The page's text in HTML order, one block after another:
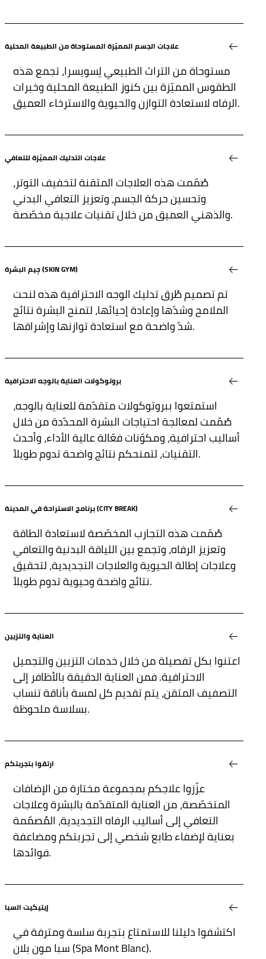
علاجات الجسم المميّزة المستوحاة من الطبيعة المحلية
مستوحاة من التراث الطبيعي لِسويسرا، تجمع هذه
الطقوس المميّزة بين كنوز الطبيعة المحلية وخبرات
الرفاه لاستعادة التوازن والحيوية والاسترخاء العميق.
علاجات التدليك المميّزة للتعافي
صُمّمت هذه العلاجات المتقنة لتخفيف التوتر،
وتحسين حركة الجسم، وتعزيز التعافي البدني
والذهني العميق من خلال تقنيات علاجية مخصّصة.
جِيم البشرة (SKIN GYM)
تم تصميم طُرق تدليك الوجه الاحترافية هذه لنحت
الملامح وشدّها وإعادة إحيائها، لتمنح البشرة نتائج
شدّ واضحة مع استعادة توازنها وإشراقها.
بروتوكولات العناية بالوجه الاحترافية
استمتعوا ببروتوكولات متقدّمة للعناية بالوجه،
صُمّمت لمعالجة احتياجات البشرة المحدّدة من خلال
أساليب احترافية، ومكوّنات فعّالة عالية الأداء، وأحدث
التقنيات، لتمنحكم نتائج واضحة تدوم طويلاً.
برنامج الاستراحة في المدينة (CITY BREAK)
صُمّمت هذه التجارب المخصّصة لاستعادة الطاقة
وتعزيز الرفاه، وتجمع بين اللياقة البدنية والتعافي
وعلاجات إطالة الحيوية والعلاجات التجديدية، لتحقيق
نتائج واضحة وحيوية تدوم طويلاً.
العناية والتزيين
اعتنوا بكل تفصيلة من خلال خدمات التزيين والتجميل
الاحترافية. فمن العناية الدقيقة بالأظافر إلى
التصفيف المتقن، يتم تقديم كل لمسة بأناقة تنساب
بسلاسة ملحوظة.
ارتقوا بتجربتكم
عزّزوا علاجكم بمجموعة مختارة من الإضافات
المتخصّصة، من العناية المتقدّمة بالبشرة وعلاجات
التعافي إلى أساليب الرفاه التجديدية، المُصمّمة
بعناية لإضفاء طابع شخصي إلى تجربتكم ومضاعفة
فوائدها.
إيتيكيت السبا
اكتشفوا دليلنا للاستمتاع بتجربة سلسة ومترفة في
سبا مون بلان (Spa Mont Blanc).